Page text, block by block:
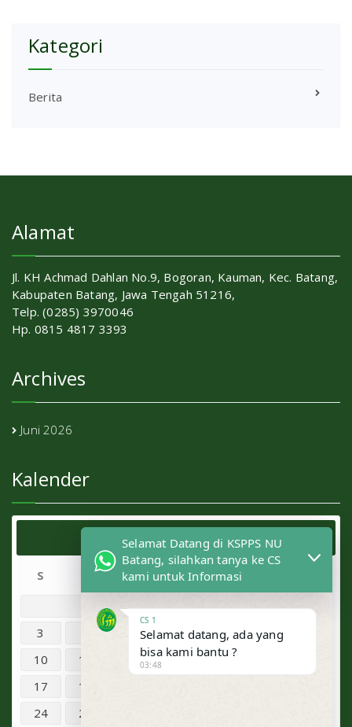
Kategori
Berita
Alamat
Jl. KH Achmad Dahlan No.9, Bogoran, Kauman, Kec. Batang,
Kabupaten Batang, Jawa Tengah 51216,
Telp. (0285) 3970046
Hp. 0815 4817 3393
Archives
Juni 2026
Kalender
Agustus 2026
S R K J
1
2
3
6 7 8
10
11 13 14
17
18
24
25
Selamat Datang di KSPPS NU
Batang, silahkan tanya ke CS
kami untuk Informasi
CS 1
Selamat datang, ada yang
bisa kami bantu ?
03:48